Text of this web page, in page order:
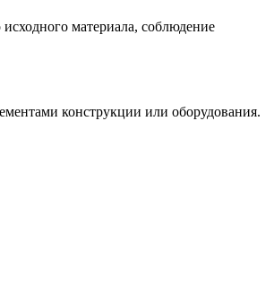
материала, соблюдение
конструкции или оборудования.